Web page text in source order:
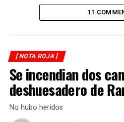
Fuentes consultadas indicaron
en dormitorios, pasillos y áreas
reforzar el control interno.
En el despliegue participaron
de la unidad canina, quienes
apoyados por personal
penitenciarios.
11
[ NOTA ROJA ]
Se incendian dos
deshuesadero de
No hubo heridos